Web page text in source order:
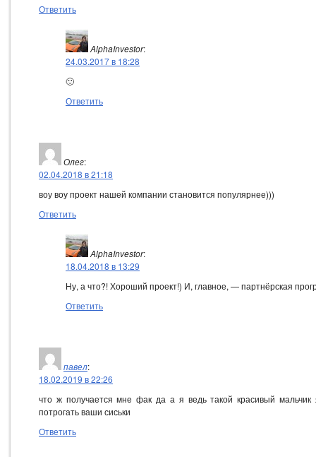
Ответить
AlphaInvestor:
24.03.2017 в 18:28
🙂
Ответить
Олег:
02.04.2018 в 21:18
воу воу проект нашей компании становится популярнее)))
Ответить
AlphaInvestor:
18.04.2018 в 13:29
Ну, а что?! Хороший проект!) И, главное, — партнёрская
Ответить
павел:
18.02.2019 в 22:26
что ж получается мне фак да а я ведь такой красивый
потрогать ваши сиськи
Ответить